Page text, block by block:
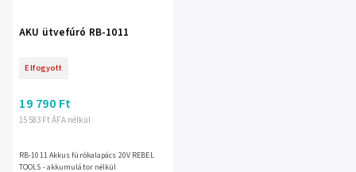
AKU ütvefúró RB-1011
Elfogyott
15 583 Ft ÁFA nélkül
19 790 Ft
RB-1011 Akkus fúrókalapács 20V REBEL
TOOLS - akkumulátor nélkül